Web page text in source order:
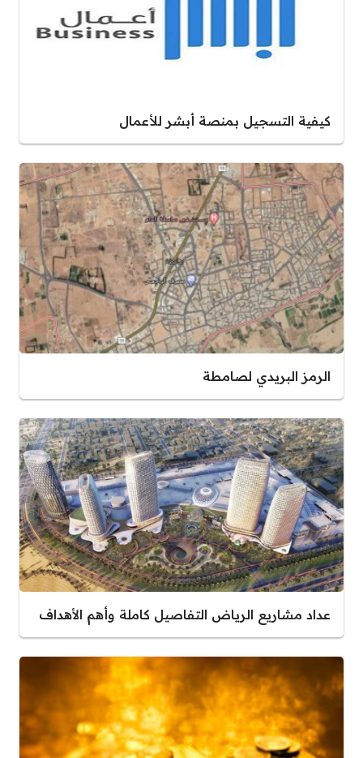
كيفية التسجيل بمنصة أبشر للأعمال
الرمز البريدي لصامطة
عداد مشاريع الرياض التفاصيل كاملة وأهم الأهداف